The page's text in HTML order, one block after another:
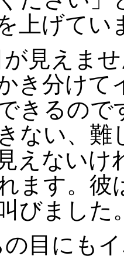
上げてい
見えま
き分けて
きるので
ない、難
えないけ
ます。彼
びました
目にも